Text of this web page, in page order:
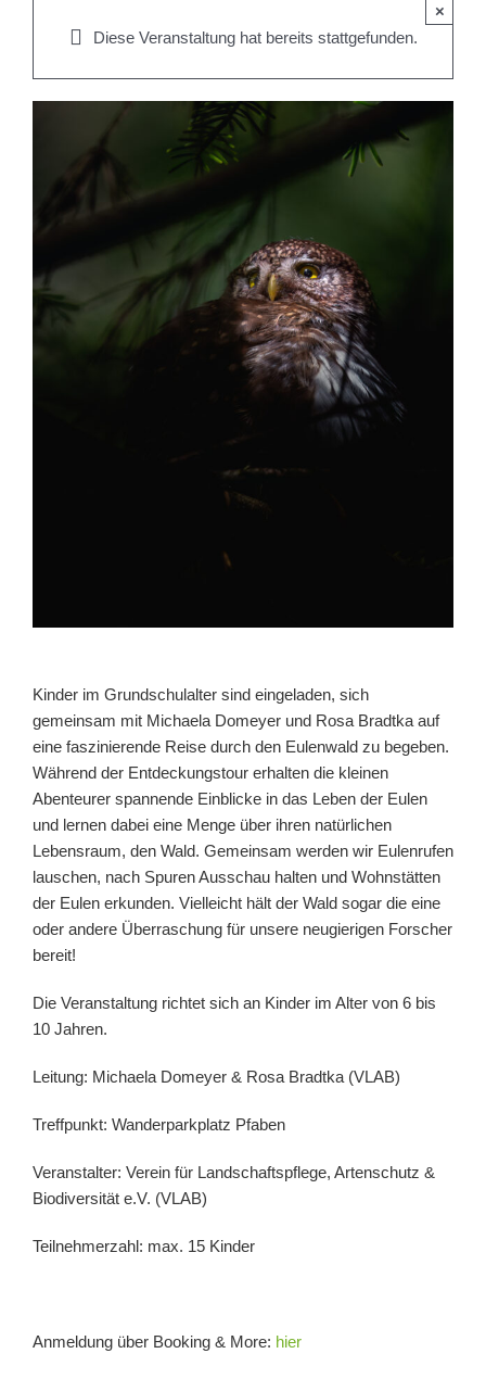
Diese Veranstaltung hat bereits stattgefunden.
×
Kinder im Grundschulalter sind eingeladen, sich
gemeinsam mit Michaela Domeyer und Rosa Bradtka auf
eine faszinierende Reise durch den Eulenwald zu begeben.
Während der Entdeckungstour erhalten die kleinen
Abenteurer spannende Einblicke in das Leben der Eulen
und lernen dabei eine Menge über ihren natürlichen
Lebensraum, den Wald. Gemeinsam werden wir Eulenrufen
lauschen, nach Spuren Ausschau halten und Wohnstätten
der Eulen erkunden. Vielleicht hält der Wald sogar die eine
oder andere Überraschung für unsere neugierigen Forscher
bereit!
Die Veranstaltung richtet sich an Kinder im Alter von 6 bis
10 Jahren.
Leitung: Michaela Domeyer & Rosa Bradtka (VLAB)
Treffpunkt: Wanderparkplatz Pfaben
Veranstalter: Verein für Landschaftspflege, Artenschutz &
Biodiversität e.V. (VLAB)
Teilnehmerzahl: max. 15 Kinder
Anmeldung über Booking & More: hier